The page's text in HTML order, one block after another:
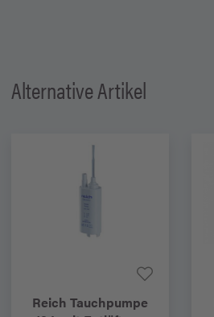
Alternative Artikel
Reich Tauchpumpe